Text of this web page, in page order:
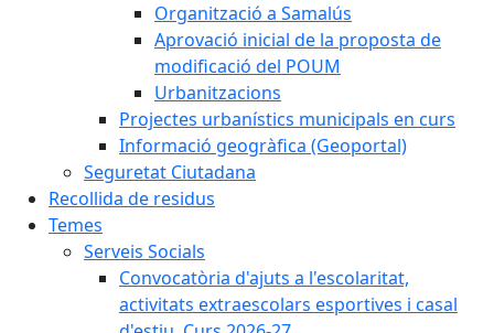
Organització a Samalús
Aprovació inicial de la proposta de
modificació del POUM
Urbanitzacions
Projectes urbanístics municipals en curs
Informació geogràfica (Geoportal)
Seguretat Ciutadana
Recollida de residus
Temes
Serveis Socials
Convocatòria d'ajuts a l'escolaritat,
activitats extraescolars esportives i casal